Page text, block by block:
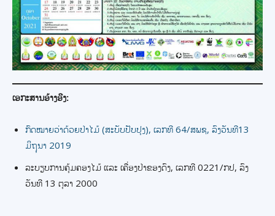
ເອກະສານອ້າງອີງ:
ກົດໝາຍວ່າດ້ວຍປ່າໄມ້ (ສະບັບປັບປຸງ), ເລກທີ 64/ສພຊ, ລົງວັນທີ13
ມິຖຸນາ 2019
ລະບຽບການຄຸ້ມຄອງໄມ້ ແລະ ເຄື່ອງປ່າຂອງດົງ, ເລກທີ 0221/ກປ, ລົງ
ວັນທີ 13 ຕຸລາ 2000